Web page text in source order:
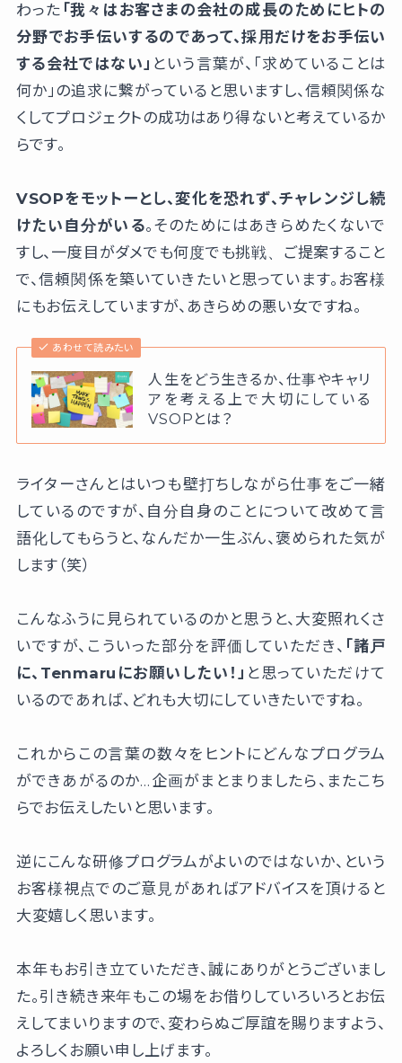
わった 「我々はお客さまの会社の成長のためにヒトの
分野でお手伝いするのであって、採用だけをお手伝い
する会社ではない」 という言葉が、「求めていることは
何か」の追求に繋がっていると思いますし、信頼関係な
くしてプロジェクトの成功はあり得ないと考えているか
らです。
VSOPをモットーとし、変化を恐れず、チャレンジし続
けたい自分がいる。そのためにはあきらめたくないで
すし、一度目がダメでも何度でも挑戦、ご提案すること
で、信頼関係を築いていきたいと思っています。お客様
にもお伝えしていますが、あきらめの悪い女ですね。
あわせて読みたい
人生をどう生きるか、仕事やキャリ
アを考える上で大切にしている
VSOPとは？
ライターさんとはいつも壁打ちしながら仕事をご一緒
しているのですが、自分自身のことについて改めて言
語化してもらうと、なんだか一生ぶん、褒められた気が
します（笑）
こんなふうに見られているのかと思うと、大変照れくさ
いですが、こういった部分を評価していただき、 「諸戸
に、Tenmaruにお願いしたい！」 と思っていただけて
いるのであれば、どれも大切にしていきたいですね。
これからこの言葉の数々をヒントにどんなプログラム
ができあがるのか…企画がまとまりましたら、またこち
らでお伝えしたいと思います。
逆にこんな研修プログラムがよいのではないか、という
お客様視点でのご意見があればアドバイスを頂けると
大変嬉しく思います。
本年もお引き立ていただき、誠にありがとうございまし
た。引き続き来年もこの場をお借りしていろいろとお伝
えしてまいりますので、変わらぬご厚誼を賜りますよう、
よろしくお願い申し上げます。